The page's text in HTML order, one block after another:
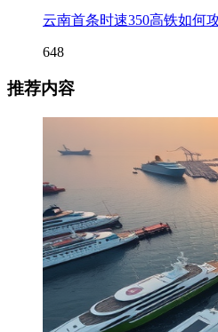
云南首条时速350高铁如何
648
推荐内容